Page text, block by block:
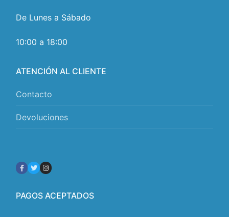
De Lunes a Sábado
10:00 a 18:00
ATENCIÓN AL CLIENTE
Contacto
Devoluciones
PAGOS ACEPTADOS